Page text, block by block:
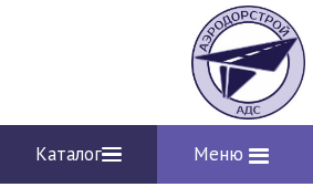
Каталог Меню